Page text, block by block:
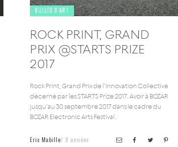
BULLES D’ART
ROCK PRINT, GRAND
PRIX @STARTS PRIZE
2017
Rock Print, Grand Prix de l’Innovation Collective
décerné par les STARTS Prize 2017. Avoir à BOZAR
jusqu’au 30 septembre 2017 dans le cadre du
BOZAR Electronic Arts Festival.
Eric Mabille 9 années